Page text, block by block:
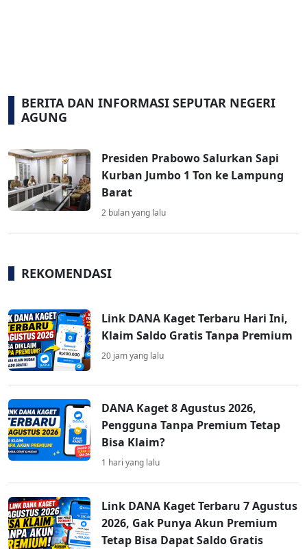
BERITA DAN INFORMASI SEPUTAR NEGERI
AGUNG
Presiden Prabowo Salurkan Sapi
Kurban Jumbo 1 Ton ke Lampung
Barat
2 bulan yang lalu
REKOMENDASI
Link DANA Kaget Terbaru Hari Ini,
Klaim Saldo Gratis Tanpa Premium
20 jam yang lalu
DANA Kaget 8 Agustus 2026,
Pengguna Tanpa Premium Tetap
Bisa Klaim?
1 hari yang lalu
Link DANA Kaget Terbaru 7 Agustus
2026, Gak Punya Akun Premium
Tetap Bisa Dapat Saldo Gratis